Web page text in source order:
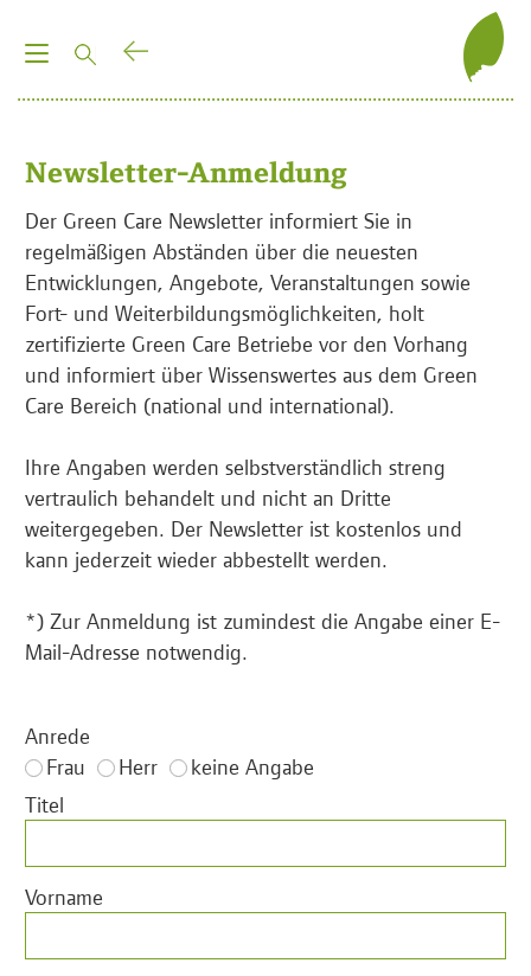
T
l
n
a
v
i
g
a
t
o
n
Newsletter-Anmeldung
Der Green Care Newsletter informiert Sie in
regelmäßigen Abständen über die neuesten
Entwicklungen, Angebote, Veranstaltungen sowie
Fort- und Weiterbildungsmöglichkeiten, holt
zertifizierte Green Care Betriebe vor den Vorhang
und informiert über Wissenswertes aus dem Green
Care Bereich (national und international).
Ihre Angaben werden selbstverständlich streng
vertraulich behandelt und nicht an Dritte
weitergegeben. Der Newsletter ist kostenlos und
kann jederzeit wieder abbestellt werden.
*) Zur Anmeldung ist zumindest die Angabe einer E-
Mail-Adresse notwendig.
Anrede
Frau
Herr
keine Angabe
Titel
Vorname